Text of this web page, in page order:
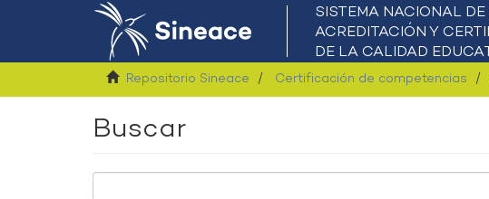
Repositorio Sineace Certificación de competencias
Buscar